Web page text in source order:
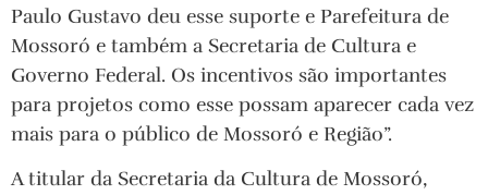
Paulo Gustavo deu esse suporte e Parefeitura de
Mossoró e também a Secretaria de Cultura e
Governo Federal. Os incentivos são importantes
para projetos como esse possam aparecer cada vez
mais para o público de Mossoró e Região”.
A titular da Secretaria da Cultura de Mossoró,